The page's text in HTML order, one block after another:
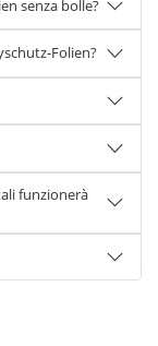
senza bolle?
Folien?
funzionerà